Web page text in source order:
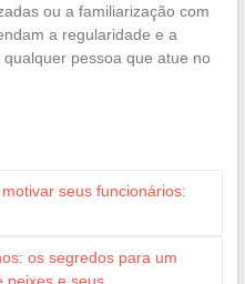
ou a familiarização com
a regularidade e a
pessoa que atue no
seus funcionários:
os segredos para um